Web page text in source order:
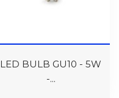
LED BULB GU10 - 5W
-...